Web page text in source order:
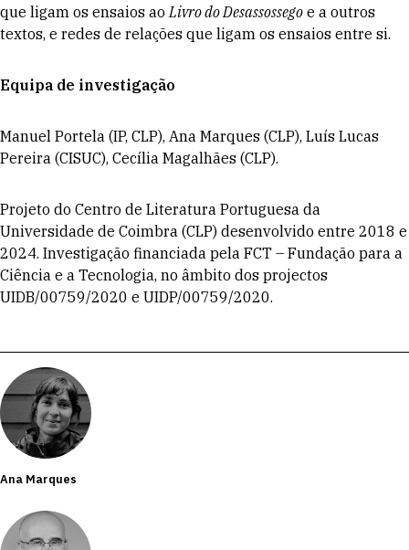
que ligam os ensaios aoLivro do Desassossego e a outros
textos, e redes de relações que ligam os ensaios entre si.
Equipa de investigação
Manuel Portela (IP, CLP), Ana Marques (CLP), Luís Lucas
Pereira (CISUC), Cecília Magalhães (CLP).
Projeto do Centro de Literatura Portuguesa da
Universidade de Coimbra (CLP) desenvolvido entre 2018 e
2024. Investigação financiada pela FCT – Fundação para a
Ciência e a Tecnologia, no âmbito dos projectos
UIDB/00759/2020 e UIDP/00759/2020.
Ana Marques